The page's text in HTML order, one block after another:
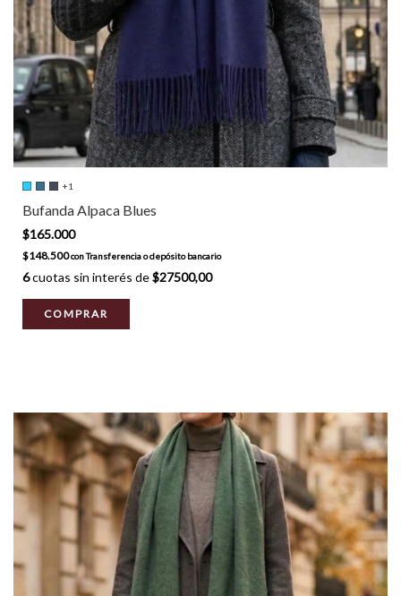
+1
Bufanda Alpaca Blues
$165.000
$148.500conTransferencia o depósito bancario
6cuotas sin interés de$27500,00
COMPRAR